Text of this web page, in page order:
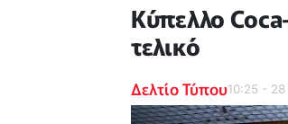
Κύπελλο
τελικό
Δελτίο Τύπου10:25 -